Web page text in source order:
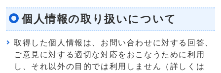
個人情報の取り扱いについて
取得した個人情報は、お問い合わせに対する回答、
ご意見に対する適切な対応をおこなうために利用
し、それ以外の目的では利用しません（詳しくは